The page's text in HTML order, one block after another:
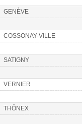
GENÈVE
COSSONAY-VILLE
SATIGNY
VERNIER
THÔNEX